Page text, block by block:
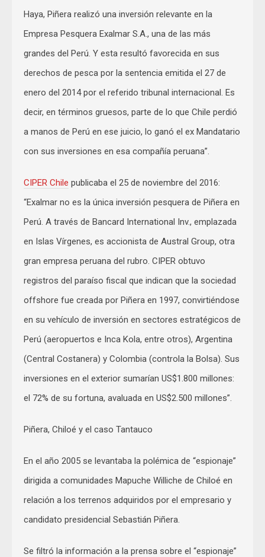
Haya, Piñera realizó una inversión relevante en la
Empresa Pesquera Exalmar S.A., una de las más
grandes del Perú. Y esta resultó favorecida en sus
derechos de pesca por la sentencia emitida el 27 de
enero del 2014 por el referido tribunal internacional. Es
decir, en términos gruesos, parte de lo que Chile perdió
a manos de Perú en ese juicio, lo ganó el ex Mandatario
con sus inversiones en esa compañía peruana”.
CIPER Chile publicaba el 25 de noviembre del 2016:
“Exalmar no es la única inversión pesquera de Piñera en
Perú. A través de Bancard International Inv., emplazada
en Islas Vírgenes, es accionista de Austral Group, otra
gran empresa peruana del rubro. CIPER obtuvo
registros del paraíso fiscal que indican que la sociedad
offshore fue creada por Piñera en 1997, convirtiéndose
en su vehículo de inversión en sectores estratégicos de
Perú (aeropuertos e Inca Kola, entre otros), Argentina
(Central Costanera) y Colombia (controla la Bolsa). Sus
inversiones en el exterior sumarían US$1.800 millones:
el 72% de su fortuna, avaluada en US$2.500 millones”.
Piñera, Chiloé y el caso Tantauco
En el año 2005 se levantaba la polémica de “espionaje”
dirigida a comunidades Mapuche Williche de Chiloé en
relación a los terrenos adquiridos por el empresario y
candidato presidencial Sebastián Piñera.
Se filtró la información a la prensa sobre el “espionaje”